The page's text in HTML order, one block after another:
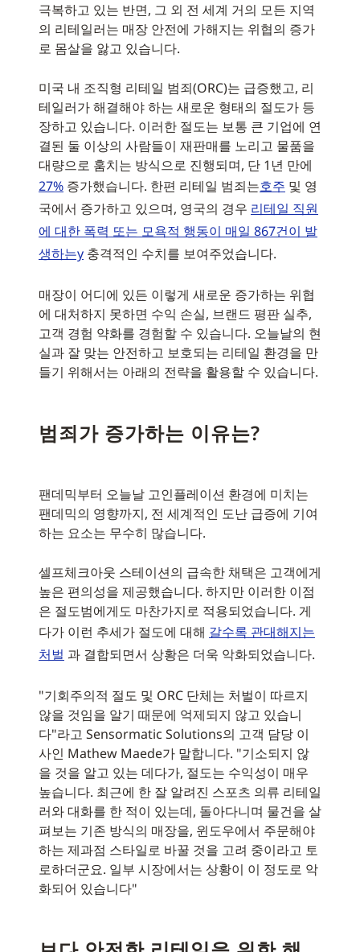
극복하고 있는 반면, 그 외 전 세계 거의 모든 지역
의 리테일러는 매장 안전에 가해지는 위협의 증가
로 몸살을 앓고 있습니다.
미국 내 조직형 리테일 범죄(ORC)는 급증했고, 리
테일러가 해결해야 하는 새로운 형태의 절도가 등
장하고 있습니다. 이러한 절도는 보통 큰 기업에 연
결된 둘 이상의 사람들이 재판매를 노리고 물품을
대량으로 훔치는 방식으로 진행되며, 단 1년 만에
27% 증가했습니다. 한편 리테일 범죄는호주 및 영
국에서 증가하고 있으며, 영국의 경우 리테일 직원
에 대한 폭력 또는 모욕적 행동이 매일 867건이 발
생하는y 충격적인 수치를 보여주었습니다.
매장이 어디에 있든 이렇게 새로운 증가하는 위협
에 대처하지 못하면 수익 손실, 브랜드 평판 실추,
고객 경험 약화를 경험할 수 있습니다. 오늘날의 현
실과 잘 맞는 안전하고 보호되는 리테일 환경을 만
들기 위해서는 아래의 전략을 활용할 수 있습니다.
범죄가 증가하는 이유는?
팬데믹부터 오늘날 고인플레이션 환경에 미치는
팬데믹의 영향까지, 전 세계적인 도난 급증에 기여
하는 요소는 무수히 많습니다.
셀프체크아웃 스테이션의 급속한 채택은 고객에게
높은 편의성을 제공했습니다. 하지만 이러한 이점
은 절도범에게도 마찬가지로 적용되었습니다. 게
다가 이런 추세가 절도에 대해 갈수록 관대해지는
처벌 과 결합되면서 상황은 더욱 악화되었습니다.
"기회주의적 절도 및 ORC 단체는 처벌이 따르지
않을 것임을 알기 때문에 억제되지 않고 있습니
다"라고 Sensormatic Solutions의 고객 담당 이
사인 Mathew Maede가 말합니다. "기소되지 않
을 것을 알고 있는 데다가, 절도는 수익성이 매우
높습니다. 최근에 한 잘 알려진 스포츠 의류 리테일
러와 대화를 한 적이 있는데, 돌아다니며 물건을 살
펴보는 기존 방식의 매장을, 윈도우에서 주문해야
하는 제과점 스타일로 바꿀 것을 고려 중이라고 토
로하더군요. 일부 시장에서는 상황이 이 정도로 악
화되어 있습니다"